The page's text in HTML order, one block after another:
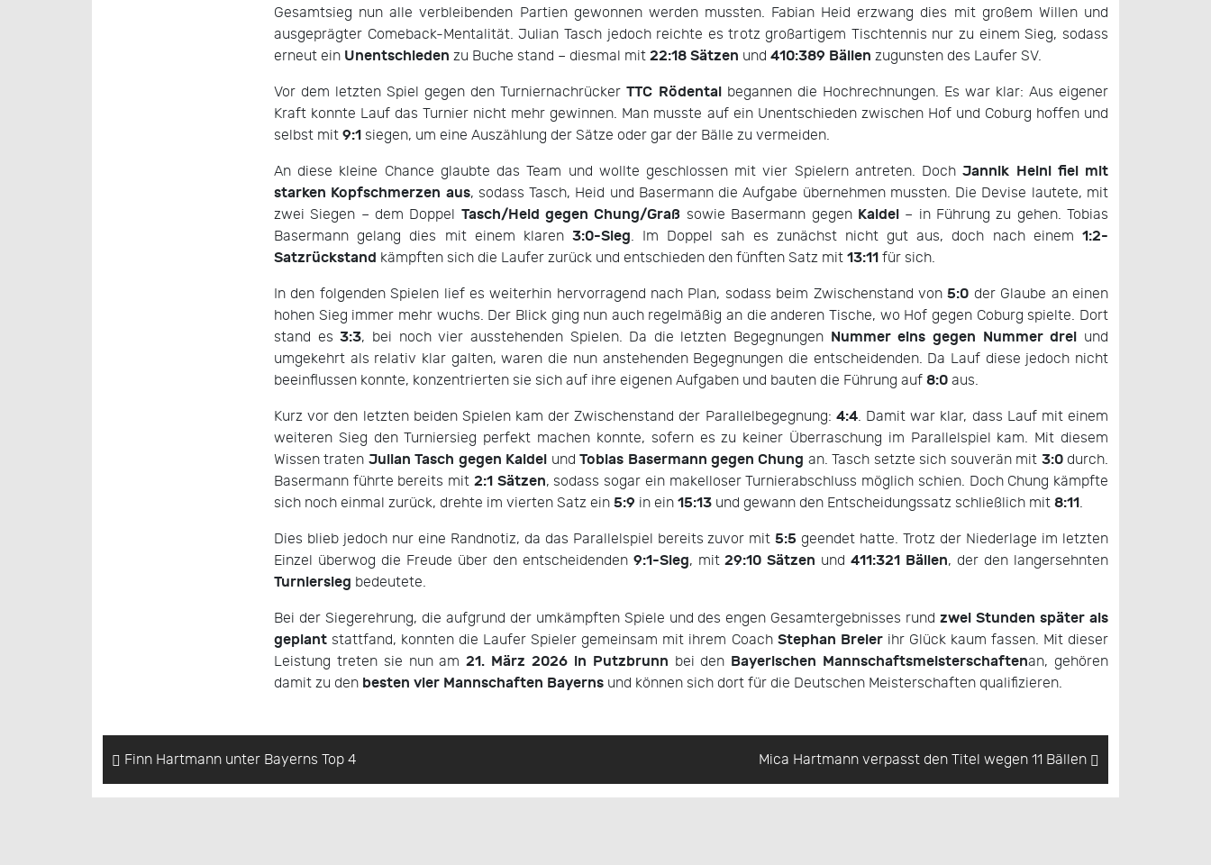
Gesamtsieg nun alle verbleibenden Partien gewonnen werden mussten. Fabian Heid erzwang dies mit großem Willen und
ausgeprägter Comeback-Mentalität. Julian Tasch jedoch reichte es trotz großartigem Tischtennis nur zu einem Sieg, sodass
erneut ein Unentschieden zu Buche stand – diesmal mit 22:18 Sätzen und 410:389 Bällen zugunsten des Laufer SV.
Vor dem letzten Spiel gegen den TurniernachrückerTTC Rödentalbegannen die Hochrechnungen. Es war klar: Aus eigener
Kraft konnte Lauf das Turnier nicht mehr gewinnen. Man musste auf ein Unentschieden zwischen Hof und Coburg hoffen und
selbst mit 9:1 siegen, um eine Auszählung der Sätze oder gar der Bälle zu vermeiden.
An diese kleine Chance glaubte das Team und wollte geschlossen mit vier Spielern antreten. DochJannik Heinl fiel mit
starken Kopfschmerzen aus, sodass Tasch, Heid und Basermann die Aufgabe übernehmen mussten. Die Devise lautete, mit
zwei Siegen – dem Doppel Tasch/Heid gegen Chung/Graß sowie Basermann gegen Kaidel– in Führung zu gehen. Tobias
Basermann gelang dies mit einem klaren 3:0-Sieg. Im Doppel sah es zunächst nicht gut aus, doch nach einem 1:2-
Satzrückstand kämpften sich die Laufer zurück und entschieden den fünften Satz mit 13:11 für sich.
In den folgenden Spielen lief es weiterhin hervorragend nach Plan, sodass beim Zwischenstand von5:0 der Glaube an einen
hohen Sieg immer mehr wuchs. Der Blick ging nun auch regelmäßig an die anderen Tische, wo Hof gegen Coburg spielte. Dort
stand es3:3, bei noch vier ausstehenden Spielen. Da die letzten Begegnungen Nummer eins gegen Nummer drei und
umgekehrt als relativ klar galten, waren die nun anstehenden Begegnungen die entscheidenden. Da Lauf diese jedoch nicht
beeinflussen konnte, konzentrierten sie sich auf ihre eigenen Aufgaben und bauten die Führung auf 8:0 aus.
Kurz vor den letzten beiden Spielen kam der Zwischenstand der Parallelbegegnung: 4:4. Damit war klar, dass Lauf mit einem
weiteren Sieg den Turniersieg perfekt machen konnte, sofern es zu keiner Überraschung im Parallelspiel kam. Mit diesem
Wissen traten Julian Tasch gegen Kaidel undTobias Basermann gegen Chung an. Tasch setzte sich souverän mit 3:0durch.
Basermann führte bereits mit 2:1 Sätzen, sodass sogar ein makelloser Turnierabschluss möglich schien. Doch Chung kämpfte
sich noch einmal zurück, drehte im vierten Satz ein 5:9 in ein 15:13 und gewann den Entscheidungssatz schließlich mit 8:11.
Dies blieb jedoch nur eine Randnotiz, da das Parallelspiel bereits zuvor mit5:5 geendet hatte. Trotz der Niederlage im letzten
Einzel überwog die Freude über den entscheidenden 9:1-Sieg, mit29:10 Sätzen und411:321 Bällen, der den langersehnten
Turniersieg bedeutete.
Bei der Siegerehrung, die aufgrund der umkämpften Spiele und des engen Gesamtergebnisses rundzwei Stunden später als
geplant stattfand, konnten die Laufer Spieler gemeinsam mit ihrem Coach Stephan Breierihr Glück kaum fassen. Mit dieser
Leistung treten sie nun am21. März 2026 in Putzbrunn bei den Bayerischen Mannschaftsmeisterschaftenan, gehören
damit zu den besten vier Mannschaften Bayerns und können sich dort für die Deutschen Meisterschaften qualifizieren.
Finn Hartmann unter Bayerns Top 4 Mica Hartmann verpasst den Titel wegen 11 Bällen